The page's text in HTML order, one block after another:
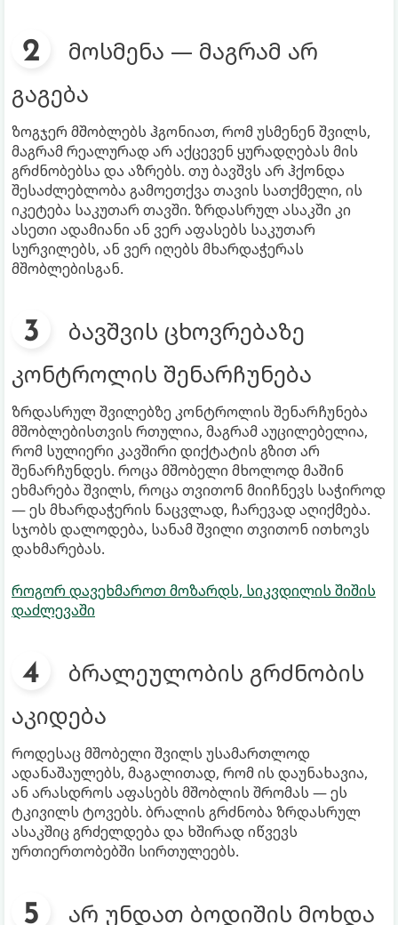
მოსმენა — მაგრამ არ
გაგება
ზოგჯერ მშობლებს ჰგონიათ, რომ უსმენენ შვილს,
მაგრამ რეალურად არ აქცევენ ყურადღებას მის
გრძნობებსა და აზრებს. თუ ბავშვს არ ჰქონდა
შესაძლებლობა გამოეთქვა თავის სათქმელი, ის
იკეტება საკუთარ თავში. ზრდასრულ ასაკში კი
ასეთი ადამიანი ან ვერ აფასებს საკუთარ
სურვილებს, ან ვერ იღებს მხარდაჭერას
მშობლებისგან.
ბავშვის ცხოვრებაზე
კონტროლის შენარჩუნება
ზრდასრულ შვილებზე კონტროლის შენარჩუნება
მშობლებისთვის რთულია, მაგრამ აუცილებელია,
რომ სულიერი კავშირი დიქტატის გზით არ
შენარჩუნდეს. როცა მშობელი მხოლოდ მაშინ
ეხმარება შვილს, როცა თვითონ მიიჩნევს საჭიროდ
— ეს მხარდაჭერის ნაცვლად, ჩარევად აღიქმება.
სჯობს დალოდება, სანამ შვილი თვითონ ითხოვს
დახმარებას.
როგორ დავეხმაროთ მოზარდს, სიკვდილის შიშის
დაძლევაში
ბრალეულობის გრძნობის
აკიდება
როდესაც მშობელი შვილს უსამართლოდ
ადანაშაულებს, მაგალითად, რომ ის დაუნახავია,
ან არასდროს აფასებს მშობლის შრომას — ეს
ტკივილს ტოვებს. ბრალის გრძნობა ზრდასრულ
ასაკშიც გრძელდება და ხშირად იწვევს
ურთიერთობებში სირთულეებს.
არ უნდათ ბოდიშის მოხდა